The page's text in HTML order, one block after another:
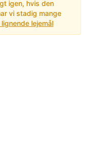
igen, hvis den
vi stadig mange
lignende lejemål